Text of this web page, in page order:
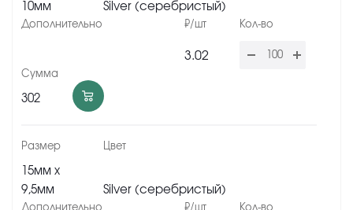
10мм
Silver (серебристый)
3.02
302
15мм х
9,5мм
Silver (серебристый)